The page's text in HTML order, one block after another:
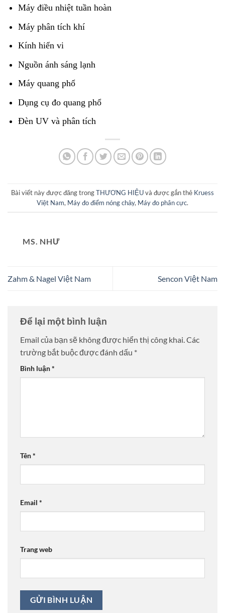
Máy điều nhiệt tuần hoàn
Máy phân tích khí
Kính hiển vi
Nguồn ánh sáng lạnh
Máy quang phổ
Dụng cụ đo quang phổ
Đèn UV và phân tích
Bài viết này được đăng trongTHƯƠNG HIỆUvà được gắn thẻ Kruess
Việt Nam, Máy đo điểm nóng chảy, Máy đo phân cực.
MS. NHƯ
Zahm & Nagel Việt Nam Sencon Việt Nam
Để lại một bình luận
Email của bạn sẽ không được hiển thị công khai.Các
trường bắt buộc được đánh dấu *
Bình luận*
Tên*
Email *
Trang web